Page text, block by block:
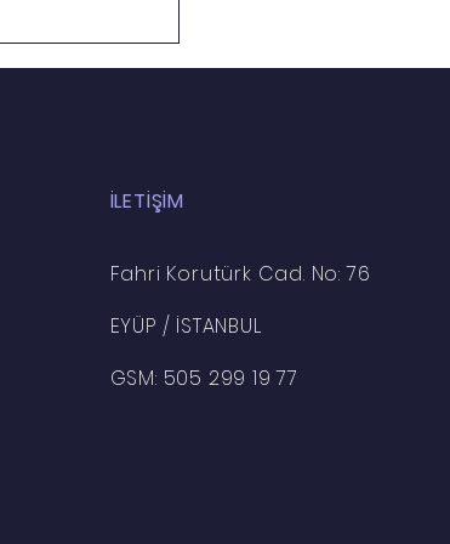
İLETİŞİM
Fahri Korutürk Cad. No: 76
EYÜP / İSTANBUL
GSM: 505 299 19 77